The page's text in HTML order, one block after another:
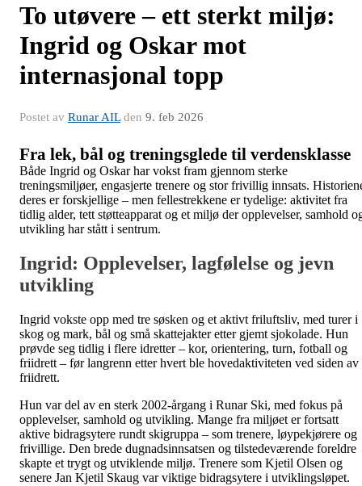
To utøvere – ett sterkt miljø:
Ingrid og Oskar mot
internasjonal topp
Postet av Runar AILden 9. feb 2026
Fra lek, bål og treningsglede til verdensklasse
Både Ingrid og Oskar har vokst fram gjennom sterke
treningsmiljøer, engasjerte trenere og stor frivillig innsats.
deres er forskjellige – men fellestrekkene er tydelige: aktivitet fra
tidlig alder, tett støtteapparat og et miljø der opplevelser, samhold
utvikling har stått i sentrum.
Ingrid: Opplevelser, lagfølelse og jevn
utvikling
Ingrid vokste opp med tre søsken og et aktivt friluftsliv, med turer i
skog og mark, bål og små skattejakter etter gjemt sjokolade. Hun
prøvde seg tidlig i flere idretter – kor, orientering, turn, fotball og
friidrett – før langrenn etter hvert ble hovedaktiviteten ved siden av
friidrett.
Hun var del av en sterk 2002-årgang i Runar Ski, med fokus på
opplevelser, samhold og utvikling. Mange fra miljøet er fortsatt
aktive bidragsytere rundt skigruppa – som trenere, løypekjørere og
frivillige. Den brede dugnadsinnsatsen og tilstedeværende foreldre
skapte et trygt og utviklende miljø. Trenere som Kjetil Olsen og
senere Jan Kjetil Skaug var viktige bidragsytere i utviklingsløpet.